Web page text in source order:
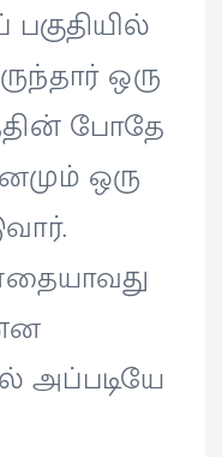
ஒரு
போதே
ஒரு
அப்படியே